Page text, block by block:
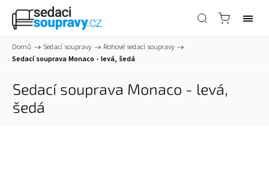
Domů / Sedací soupravy / Rohové sedací soupravy /
Sedací souprava Monaco - levá, šedá
Sedací souprava Monaco - levá,
šedá